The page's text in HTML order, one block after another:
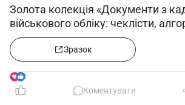
Золота колекція «Документи з
військового обліку: чеклісти,
формування е-ВОД, заповнення
12»
Зразок
2
Коментувати